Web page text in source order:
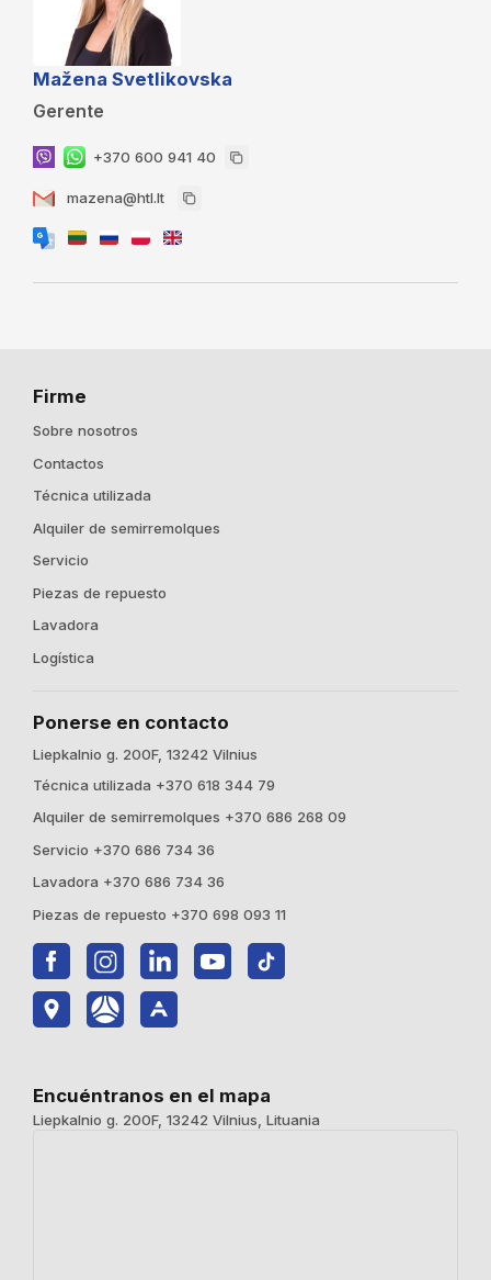
Mažena Svetlikovska
Gerente
+370 600 941 40
mazena@htl.lt
Firme
Sobre nosotros
Contactos
Técnica utilizada
Alquiler de semirremolques
Servicio
Piezas de repuesto
Lavadora
Logística
Ponerse en contacto
Liepkalnio g. 200F, 13242 Vilnius
Técnica utilizada +370 618 344 79
Alquiler de semirremolques +370 686 268 09
Servicio +370 686 734 36
Lavadora +370 686 734 36
Piezas de repuesto +370 698 093 11
Encuéntranos en el mapa
Liepkalnio g. 200F, 13242 Vilnius, Lituania